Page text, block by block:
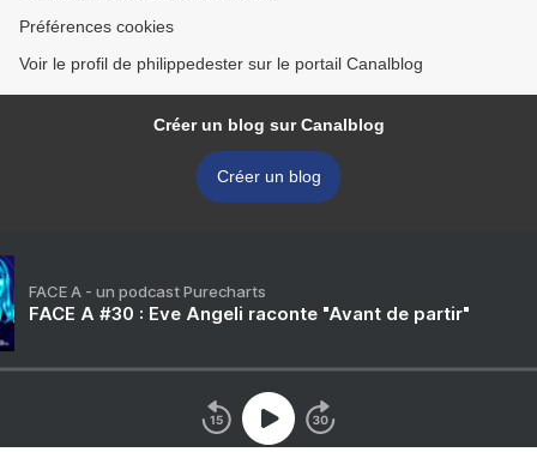
Préférences cookies
Voir le profil de philippedester sur le portail Canalblog
Créer un blog sur Canalblog
Créer un blog
FACE A - un podcast Purecharts
FACE A #30 : Eve Angeli raconte "Avant de partir"